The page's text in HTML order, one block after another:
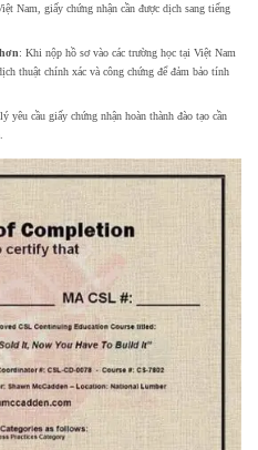
Nam, giấy chứng nhận cần được dịch sang tiếng
: Khi nộp hồ sơ vào các trường học tại Việt Nam
thuật chính xác và công chứng để đảm bảo tính
yêu cầu giấy chứng nhận hoàn thành đào tạo cần